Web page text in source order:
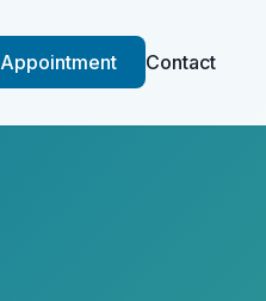
Appointment Contact